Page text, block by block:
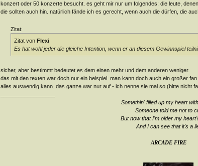
konzert oder 50 konzerte besucht. es geht mir nur um folgendes: die leute,
die sollten auch hin. natürlich fände ich es gerecht, wenn auch die dürfen, die
Zitat:
Zitat von Flexi
Es hat wohl jeder die gleiche Intention, wenn er an diesem Gewinnspiel
sicher, aber bestimmt bedeutet es dem einen mehr und dem anderen weniger.
das mit den texten war doch nur ein beispiel. man kann doch auch ein großer
alles auswendig kann. das ganze war nur auf - ich nenne sie mal so (bitte nicht
Somethin' filled up my heart
Someone told me not to
But now that I'm older my
And I can see that it's a
ARCADE FIRE